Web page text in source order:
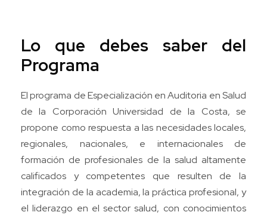
Lo que debes saber del
Programa
El programa de Especialización en Auditoria en Salud
de la Corporación Universidad de la Costa, se
propone como respuesta a las necesidades locales,
regionales, nacionales, e internacionales de
formación de profesionales de la salud altamente
calificados y competentes que resulten de la
integración de la academia, la práctica profesional, y
el liderazgo en el sector salud, con conocimientos